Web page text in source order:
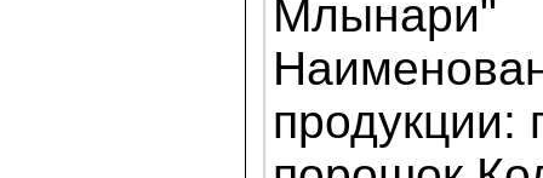
Млынари"
продукции: